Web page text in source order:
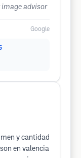
image advisor
Google
y cantidad
en valencia